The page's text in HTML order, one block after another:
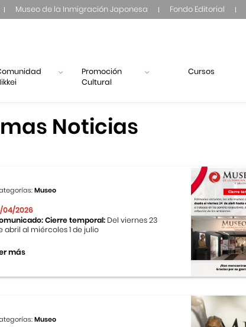
Museo de la Inmigración Japonesa Fondo Editorial
Promoción
Cultural
Cursos
Noticias
Museo
04/2026
Cierre temporal: Del viernes 23
abril al miércoles 1 de julio
más
Museo